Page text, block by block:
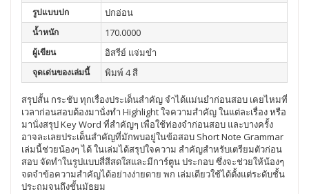
รูปแบบปก ปกอ่อน
น้ำหนัก 170.0000
ผู้เขียน อิสรีย์ แจ่มขำ
จุดเด่นของเล่มนี้ พิมพ์ 4 สี
สรุปสั้น กระชับ ทุกเรื่องประเด็นสำคัญ จำได้แม่นยำก่อนสอบ เคยไหมที่
เวลาก่อนสอบต้องมานั่งทำ Highlight ใจความสำคัญ ในแต่ละเรื่อง หรือ
มานั่งสรุป Key Word ที่สำคัญๆ เพื่อใช้ท่องจำก่อนสอบ และบางครั้ง
อาจละเลยประเด็นสำคัญที่มักพบอยู่ในข้อสอบ Short Note Grammar
เล่มนี้ช่วยน้องๆ ได้ ในเล่มได้สรุปใจความ สำคัญสำหรับเตรียมตัวก่อน
สอบ จัดทำในรูปแบบสี่สีสดใสและมีการ์ตูน ประกอบ ซึ่งจะช่วยให้น้องๆ
จดจำข้อความสำคัญได้อย่างง่ายดาย พก เล่มเดียวใช้ได้ตั้งแต่ระดับชั้น
ประถมจนถึงชั้นมัธยม